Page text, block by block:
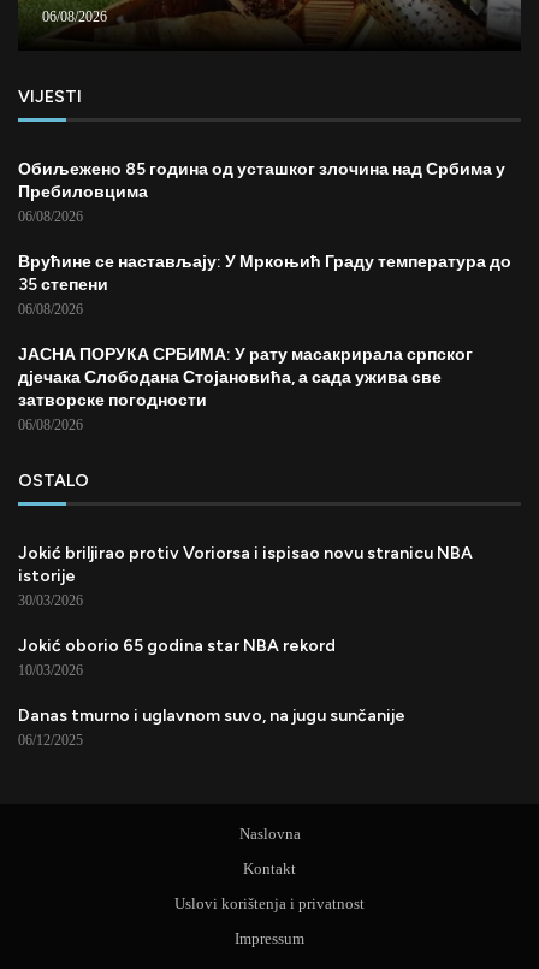
06/08/2026
VIJESTI
Обиљежено 85 година од усташког злочина над Србима у
Пребиловцима
06/08/2026
Врућине се настављају: У Мркоњић Граду температура до
35 степени
06/08/2026
ЈАСНА ПОРУКА СРБИМА: У рату масакрирала српског
дјечака Слободана Стојановића, а сада ужива све
затворске погодности
06/08/2026
OSTALO
Jokić briljirao protiv Voriorsa i ispisao novu stranicu NBA
istorije
30/03/2026
Jokić oborio 65 godina star NBA rekord
10/03/2026
Danas tmurno i uglavnom suvo, na jugu sunčanije
06/12/2025
Naslovna
Kontakt
Uslovi korištenja i privatnost
Impressum